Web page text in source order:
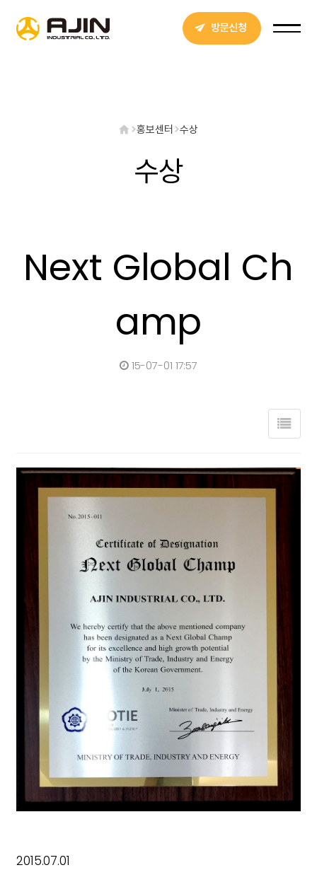
방문신청
홍보센터 수상
수상
Next Global Ch
amp
15-07-01 17:57
2015.07.01